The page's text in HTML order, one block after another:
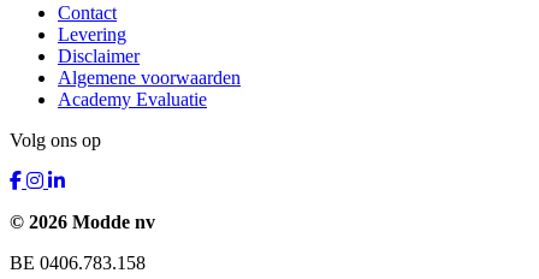
Contact
Levering
Disclaimer
Algemene voorwaarden
Academy Evaluatie
Volg ons op
© 2026 Modde nv
BE 0406.783.158